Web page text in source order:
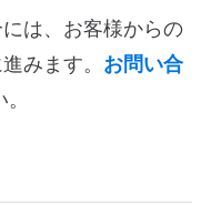
は、お客様からの
みます。 お問い合